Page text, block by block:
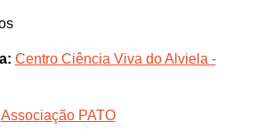
Centro Ciência Viva do Alviela -
Associação PATO